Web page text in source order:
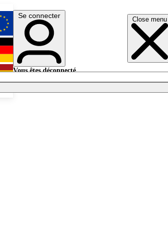
Close menu
English
Deutsch
Se connecter
Vous êtes déconnecté.